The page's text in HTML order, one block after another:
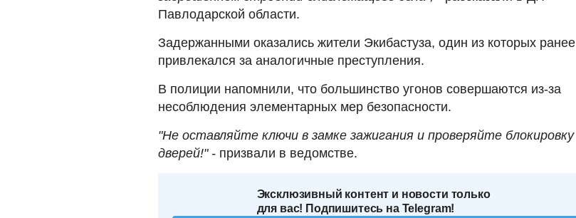
Павлодарской области.
Задержанными оказались жители Экибастуза, один из которых ранее
привлекался за аналогичные преступления.
В полиции напомнили, что большинство угонов совершаются из-за
несоблюдения элементарных мер безопасности.
"Не оставляйте ключи в замке зажигания и проверяйте блокировку
дверей!" - призвали в ведомстве.
Эксклюзивный контент и новости только
для вас! Подпишитесь на Telegram!